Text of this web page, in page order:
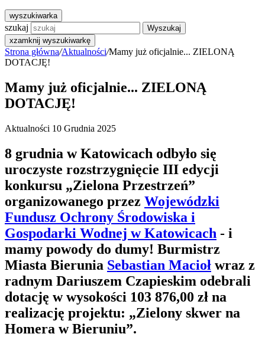
wyszukiwarka
szukaj
Wyszukaj
xzamknij wyszukiwarkę
Strona główna/Aktualności/Mamy już oficjalnie... ZIELONĄ
DOTACJĘ!
Mamy już oficjalnie... ZIELONĄ
DOTACJĘ!
Aktualności 10 Grudnia 2025
8 grudnia w Katowicach odbyło się
uroczyste rozstrzygnięcie III edycji
konkursu „Zielona Przestrzeń”
organizowanego przez Wojewódzki
Fundusz Ochrony Środowiska i
Gospodarki Wodnej w Katowicach - i
mamy powody do dumy! Burmistrz
Miasta Bierunia Sebastian Macioł wraz z
radnym Dariuszem Czapieskim odebrali
dotację w wysokości 103 876,00 zł na
realizację projektu: „Zielony skwer na
Homera w Bieruniu”.